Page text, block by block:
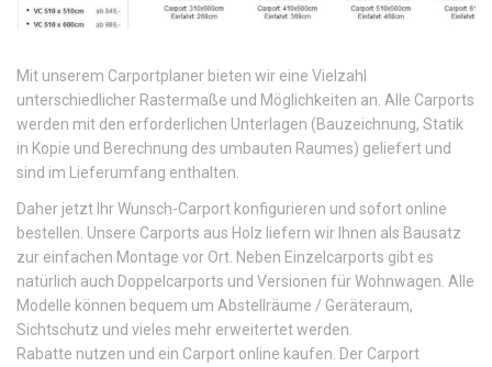
Mit unserem Carportplaner bieten wir eine Vielzahl
unterschiedlicher Rastermaße und Möglichkeiten an. Alle Carports
werden mit den erforderlichen Unterlagen (Bauzeichnung, Statik
in Kopie und Berechnung des umbauten Raumes) geliefert und
sind im Lieferumfang enthalten.
Daher jetzt Ihr Wunsch-Carport konfigurieren und sofort online
bestellen. Unsere Carports aus Holz liefern wir Ihnen als Bausatz
zur einfachen Montage vor Ort. Neben Einzelcarports gibt es
natürlich auch Doppelcarports und Versionen für Wohnwagen. Alle
Modelle können bequem um Abstellräume / Geräteraum,
Sichtschutz und vieles mehr erweitertet werden.
Rabatte nutzen und ein Carport online kaufen. Der Carport